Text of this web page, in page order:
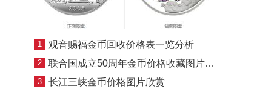
1 观音赐福金币回收价格表一览分析
2 联合国成立50周年金币价格收藏图片赏析
3 长江三峡金币价格图片欣赏